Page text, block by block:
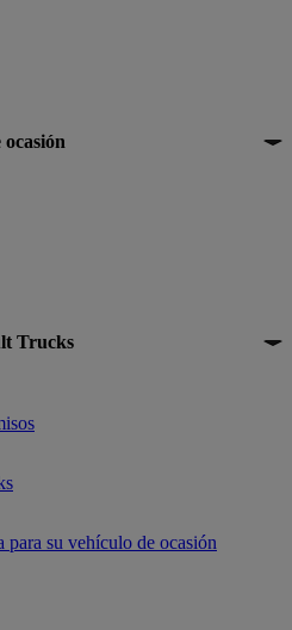
de vehículos de ocasión
Trucks
by Renault Trucks
para su vehículo de ocasión